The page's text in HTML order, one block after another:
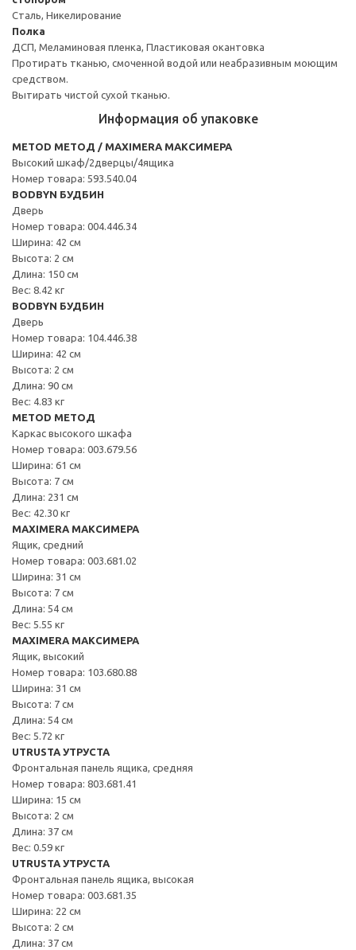
Сталь, Никелирование
Полка
ДСП, Меламиновая пленка, Пластиковая окантовка
Протирать тканью, смоченной водой или неабразивным моющим
средством.
Вытирать чистой сухой тканью.
Информация об упаковке
METOD МЕТОД / MAXIMERA МАКСИМЕРА
Высокий шкаф/2дверцы/4ящика
Номер товара: 593.540.04
BODBYN БУДБИН
Дверь
Номер товара: 004.446.34
Ширина: 42 см
Высота: 2 см
Длина: 150 см
Вес: 8.42 кг
BODBYN БУДБИН
Дверь
Номер товара: 104.446.38
Ширина: 42 см
Высота: 2 см
Длина: 90 см
Вес: 4.83 кг
METOD МЕТОД
Каркас высокого шкафа
Номер товара: 003.679.56
Ширина: 61 см
Высота: 7 см
Длина: 231 см
Вес: 42.30 кг
MAXIMERA МАКСИМЕРА
Ящик, средний
Номер товара: 003.681.02
Ширина: 31 см
Высота: 7 см
Длина: 54 см
Вес: 5.55 кг
MAXIMERA МАКСИМЕРА
Ящик, высокий
Номер товара: 103.680.88
Ширина: 31 см
Высота: 7 см
Длина: 54 см
Вес: 5.72 кг
UTRUSTA УТРУСТА
Фронтальная панель ящика, средняя
Номер товара: 803.681.41
Ширина: 15 см
Высота: 2 см
Длина: 37 см
Вес: 0.59 кг
UTRUSTA УТРУСТА
Фронтальная панель ящика, высокая
Номер товара: 003.681.35
Ширина: 22 см
Высота: 2 см
Длина: 37 см